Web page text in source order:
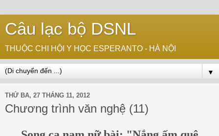
Câu lạc bộ DSNL
THUỘC CHI HỘI Y HỌC ESPERANTO - HÀ NỘI
▼
THỨ BA, 27 THÁNG 11, 2012
Chương trình văn nghệ (11)